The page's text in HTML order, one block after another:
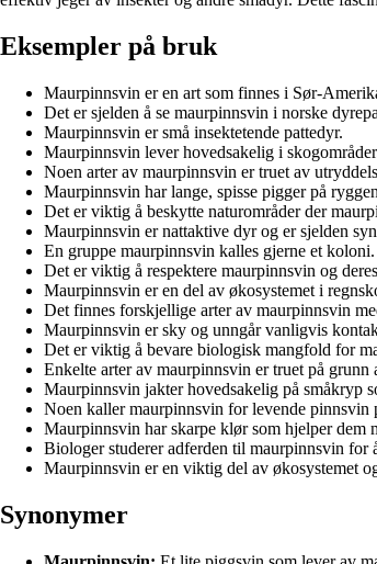
Eksempler på bruk
Maurpinnsvin er en art som finnes i Sør-
Det er sjelden å se maurpinnsvin i norske
Maurpinnsvin er små insektetende pattedyr.
Maurpinnsvin lever hovedsakelig i
Noen arter av maurpinnsvin er truet av
Maurpinnsvin har lange, spisse pigger på
Det er viktig å beskytte naturområder der
Maurpinnsvin er nattaktive dyr og er sjelden
En gruppe maurpinnsvin kalles gjerne et koloni.
Det er viktig å respektere maurpinnsvin og
Maurpinnsvin er en del av økosystemet i
Det finnes forskjellige arter av maurpinnsvin
Maurpinnsvin er sky og unngår vanligvis
Det er viktig å bevare biologisk mangfold for
Enkelte arter av maurpinnsvin er truet på grunn
Maurpinnsvin jakter hovedsakelig på småkryp
Noen kaller maurpinnsvin for levende pinnsvin
Maurpinnsvin har skarpe klør som hjelper dem
Biologer studerer adferden til maurpinnsvin for
Maurpinnsvin er en viktig del av økosystemet
Synonymer